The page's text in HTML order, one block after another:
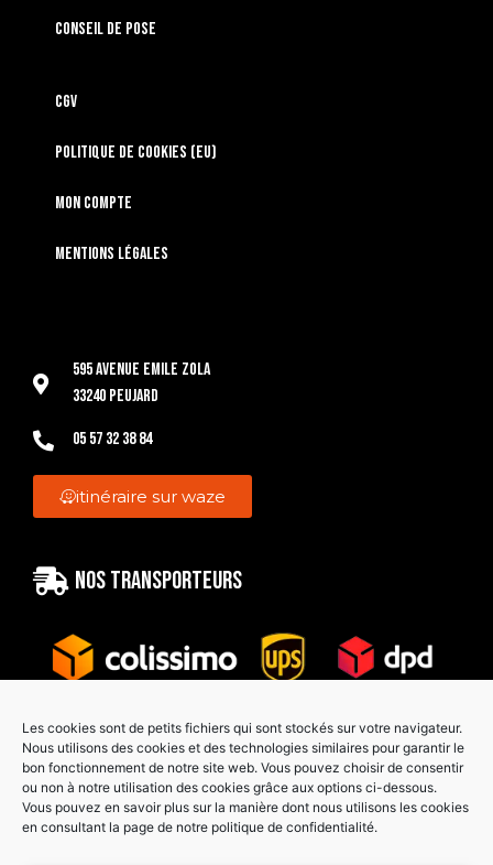
Les cookies sont de petits fichiers qui sont stockés sur votre navigateur.
Nous utilisons des cookies et des technologies similaires pour garantir le
bon fonctionnement de notre site web. Vous pouvez choisir de consentir
ou non à notre utilisation des cookies grâce aux options ci-dessous.
Vous pouvez en savoir plus sur la manière dont nous utilisons les cookies
en consultant la page de notre politique de confidentialité.
Conseil de pose
CGV
Politique de cookies (EU)
Mon compte
Mentions légales
595 Avenue Emile Zola
33240 Peujard
05 57 32 38 84
itinéraire sur waze
Nos transporteurs
Paiement sécurisé